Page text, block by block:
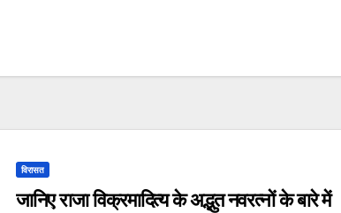
विरासत
जानिए राजा विक्रमादित्य के अद्भुत नवरत्नों के बारे में